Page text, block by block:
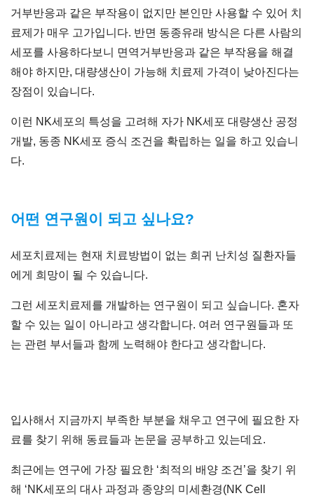
거부반응과 같은 부작용이 없지만 본인만 사용할 수 있어 치
료제가 매우 고가입니다. 반면 동종유래 방식은 다른 사람의
세포를 사용하다보니 면역거부반응과 같은 부작용을 해결
해야 하지만, 대량생산이 가능해 치료제 가격이 낮아진다는
장점이 있습니다.
이런 NK세포의 특성을 고려해 자가 NK세포 대량생산 공정
개발, 동종 NK세포 증식 조건을 확립하는 일을 하고 있습니
다.
어떤 연구원이 되고 싶나요?
세포치료제는 현재 치료방법이 없는 희귀 난치성 질환자들
에게 희망이 될 수 있습니다.
그런 세포치료제를 개발하는 연구원이 되고 싶습니다. 혼자
할 수 있는 일이 아니라고 생각합니다. 여러 연구원들과 또
는 관련 부서들과 함께 노력해야 한다고 생각합니다.
입사해서 지금까지 부족한 부분을 채우고 연구에 필요한 자
료를 찾기 위해 동료들과 논문을 공부하고 있는데요.
최근에는 연구에 가장 필요한 ‘최적의 배양 조건’을 찾기 위
해 ‘NK세포의 대사 과정과 종양의 미세환경(NK Cell